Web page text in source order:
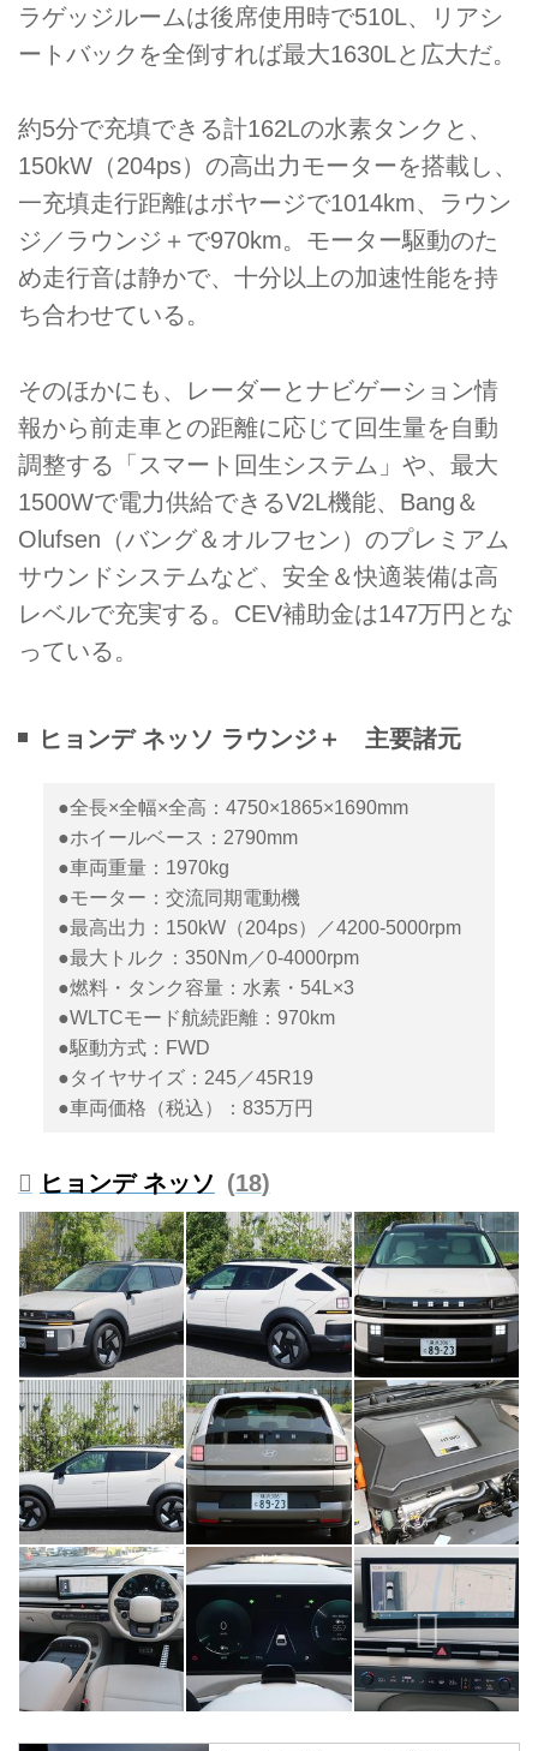
ラゲッジルームは後席使用時で510L、リアシ
ートバックを全倒すれば最大1630Lと広大だ。
約5分で充填できる計162Lの水素タンクと、
150kW（204ps）の高出力モーターを搭載し、
一充填走行距離はボヤージで1014km、ラウン
ジ／ラウンジ＋で970km。モーター駆動のた
め走行音は静かで、十分以上の加速性能を持
ち合わせている。
そのほかにも、レーダーとナビゲーション情
報から前走車との距離に応じて回生量を自動
調整する「スマート回生システム」や、最大
1500Wで電力供給できるV2L機能、Bang＆
Olufsen（バング＆オルフセン）のプレミアム
サウンドシステムなど、安全＆快適装備は高
レベルで充実する。CEV補助金は147万円とな
っている。
ヒョンデ ネッソ ラウンジ＋ 主要諸元
●全長×全幅×全高：4750×1865×1690mm
●ホイールベース：2790mm
●車両重量：1970kg
●モーター：交流同期電動機
●最高出力：150kW（204ps）／4200-5000rpm
●最大トルク：350Nm／0-4000rpm
●燃料・タンク容量：水素・54L×3
●WLTCモード航続距離：970km
●駆動方式：FWD
●タイヤサイズ：245／45R19
●車両価格（税込）：835万円
ヒョンデ ネッソ 18